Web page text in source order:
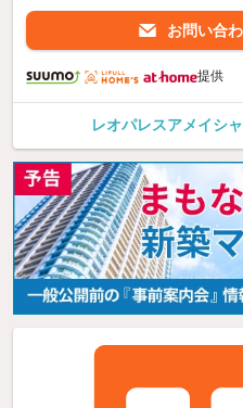
お問い合
提供
レオパレスアメイシ